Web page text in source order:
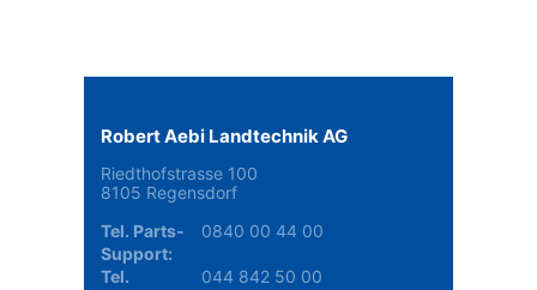
In den Warenkorb
Fahrer-Shorts mit Stretcheinsätzen
CHF 82.44
Exkl. MWST